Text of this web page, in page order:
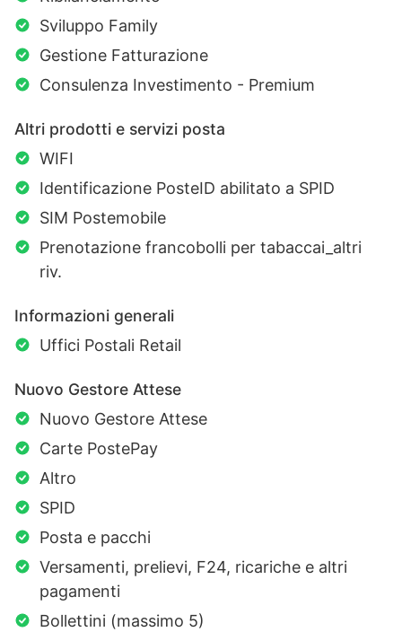
Sviluppo Family
Gestione Fatturazione
Consulenza Investimento - Premium
Altri prodotti e servizi posta
WIFI
Identificazione PosteID abilitato a SPID
SIM Postemobile
Prenotazione francobolli per tabaccai_altri
riv.
Informazioni generali
Uffici Postali Retail
Nuovo Gestore Attese
Nuovo Gestore Attese
Carte PostePay
Altro
SPID
Posta e pacchi
Versamenti, prelievi, F24, ricariche e altri
pagamenti
Bollettini (massimo 5)